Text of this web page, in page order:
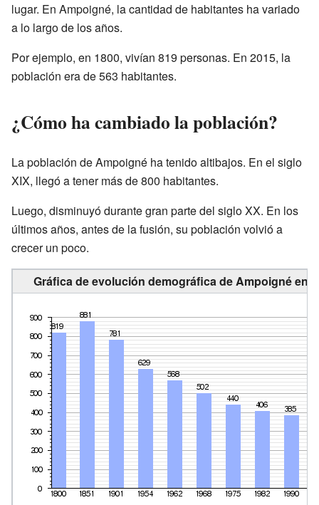
lugar. En Ampoigné, la cantidad de habitantes ha variado
a lo largo de los años.
Por ejemplo, en 1800, vivían 819 personas. En 2015, la
población era de 563 habitantes.
¿Cómo ha cambiado la población?
La población de Ampoigné ha tenido altibajos. En el siglo
XIX, llegó a tener más de 800 habitantes.
Luego, disminuyó durante gran parte del siglo XX. En los
últimos años, antes de la fusión, su población volvió a
crecer un poco.
Gráfica de evolución demográfica de Ampoigné